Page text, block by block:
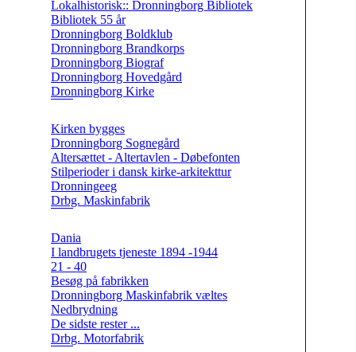
Lokalhistorisk:: Dronningborg Bibliotek
Bibliotek 55 år
Dronningborg Boldklub
Dronningborg Brandkorps
Dronningborg Biograf
Dronningborg Hovedgård
Dronningborg Kirke
Kirken bygges
Dronningborg Sognegård
Altersættet - Altertavlen - Døbefonten
Stilperioder i dansk kirke-arkitekttur
Dronningeeg
Drbg. Maskinfabrik
Dania
I landbrugets tjeneste 1894 -1944
21 - 40
Besøg på fabrikken
Dronningborg Maskinfabrik væltes
Nedbrydning
De sidste rester ...
Drbg. Motorfabrik